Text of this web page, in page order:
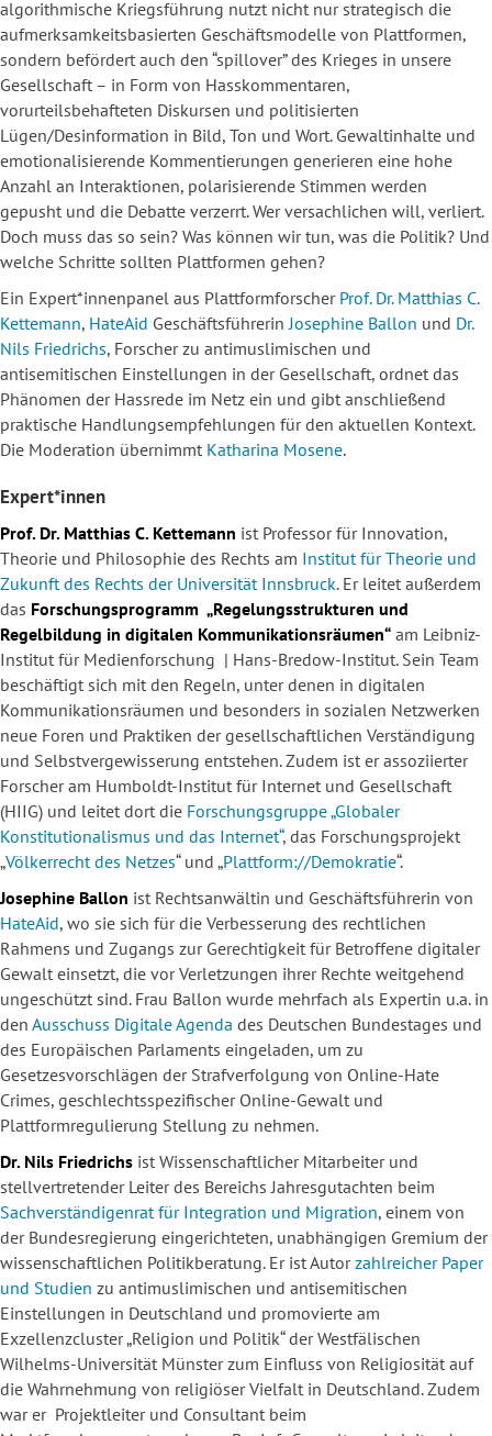
algorithmische Kriegsführung nutzt nicht nur strategisch die
aufmerksamkeitsbasierten Geschäftsmodelle von Plattformen,
sondern befördert auch den “spillover” des Krieges in unsere
Gesellschaft – in Form von Hasskommentaren,
vorurteilsbehafteten Diskursen und politisierten
Lügen/Desinformation in Bild, Ton und Wort. Gewaltinhalte und
emotionalisierende Kommentierungen generieren eine hohe
Anzahl an Interaktionen, polarisierende Stimmen werden
gepusht und die Debatte verzerrt. Wer versachlichen will, verliert.
Doch muss das so sein? Was können wir tun, was die Politik? Und
welche Schritte sollten Plattformen gehen?
Ein Expert*innenpanel aus Plattformforscher Prof. Dr. Matthias C.
Kettemann, HateAid GeschäftsführerinJosephine Ballon und Dr.
Nils Friedrichs, Forscher zu antimuslimischen und
antisemitischen Einstellungen in der Gesellschaft, ordnet das
Phänomen der Hassrede im Netz ein und gibt anschließend
praktische Handlungsempfehlungen für den aktuellen Kontext.
Die Moderation übernimmt Katharina Mosene.
Expert*innen
Prof. Dr. Matthias C. Kettemann ist Professor für Innovation,
Theorie und Philosophie des Rechts am Institut für Theorie und
Zukunft des Rechts der Universität Innsbruck. Er leitet außerdem
das Forschungsprogramm „Regelungsstrukturen und
Regelbildung in digitalen Kommunikationsräumen“ am Leibniz-
Institut für Medienforschung | Hans-Bredow-Institut. Sein Team
beschäftigt sich mit den Regeln, unter denen in digitalen
Kommunikationsräumen und besonders in sozialen Netzwerken
neue Foren und Praktiken der gesellschaftlichen Verständigung
und Selbstvergewisserung entstehen. Zudem ist er assoziierter
Forscher am Humboldt-Institut für Internet und Gesellschaft
(HIIG) und leitet dort die Forschungsgruppe „Globaler
Konstitutionalismus und das Internet“, das Forschungsprojekt
„Völkerrecht des Netzes“ und „Plattform://Demokratie“.
Josephine Ballon ist Rechtsanwältin und Geschäftsführerin von
HateAid, wo sie sich für die Verbesserung des rechtlichen
Rahmens und Zugangs zur Gerechtigkeit für Betroffene digitaler
Gewalt einsetzt, die vor Verletzungen ihrer Rechte weitgehend
ungeschützt sind. Frau Ballon wurde mehrfach als Expertin u.a. in
den Ausschuss Digitale Agenda des Deutschen Bundestages und
des Europäischen Parlaments eingeladen, um zu
Gesetzesvorschlägen der Strafverfolgung von Online-Hate
Crimes, geschlechtsspezifischer Online-Gewalt und
Plattformregulierung Stellung zu nehmen.
Dr. Nils Friedrichs ist Wissenschaftlicher Mitarbeiter und
stellvertretender Leiter des Bereichs Jahresgutachten beim
Sachverständigenrat für Integration und Migration, einem von
der Bundesregierung eingerichteten, unabhängigen Gremium der
wissenschaftlichen Politikberatung. Er ist Autorzahlreicher Paper
und Studien zu antimuslimischen und antisemitischen
Einstellungen in Deutschland und promovierte am
Exzellenzcluster „Religion und Politik“ der Westfälischen
Wilhelms-Universität Münster zum Einfluss von Religiosität auf
die Wahrnehmung von religiöser Vielfalt in Deutschland. Zudem
war er Projektleiter und Consultant beim